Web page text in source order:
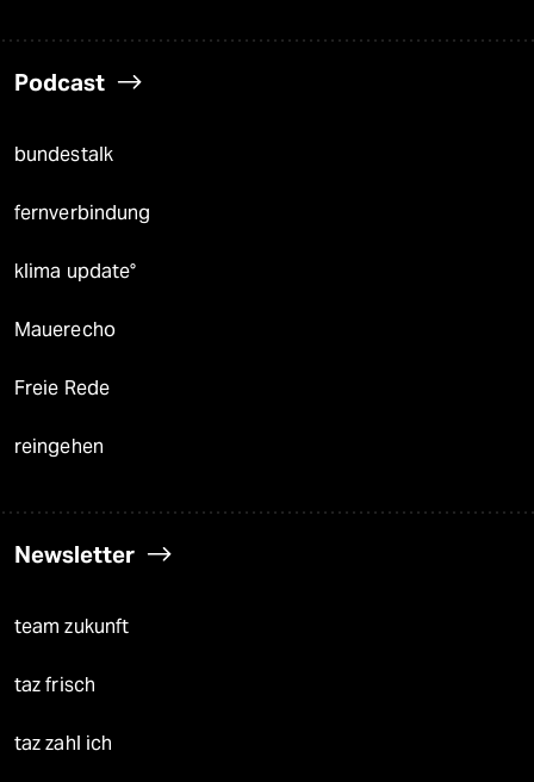
Podcast
bundestalk
fernverbindung
klima update°
Mauerecho
Freie Rede
reingehen
Newsletter
team zukunft
taz frisch
taz zahl ich